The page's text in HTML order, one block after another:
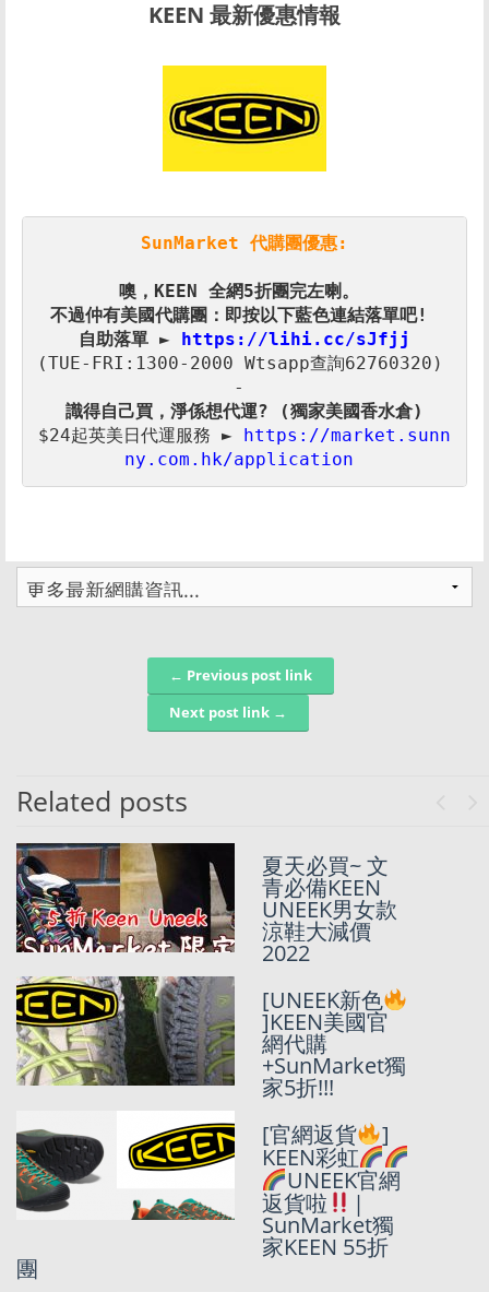
KEEN 最新優惠情報
SunMarket 代購團優惠:
噢，KEEN 全網5折
自助落單 ► https://lihi.cc/sJfjj
(TUE-FRI:1300-2000 Wtsapp查詢62760320)
$24起英美日代運服務 ► https://market.sunn
ny.com.hk/application
Post navigation← Previous post link
Next post link →
Related posts
(新貨上架中)秋
日新款式!!
Keen
Uneek/Newpo
rt Retro 6折優
(最後一日) 美
國大優惠日
Memorial Day
Sale 2022 優惠
總匯
KEEN彩虹
UNEEK重現
江湖 |
SunMarket獨
家KEEN 5折團
夏天必買~ 文
青必備KEEN
UNEEK男女款
涼鞋大減價
2022
[UNEEK新色
]KEEN美國官
網代購
+SunMarket獨
家5折!!!
[官網返貨
]
KEEN彩虹
UNEEK官網
返貨啦 |
SunMarket獨
家KEEN 55折
團